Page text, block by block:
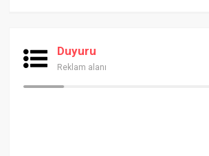
Duyuru
Reklam alanı